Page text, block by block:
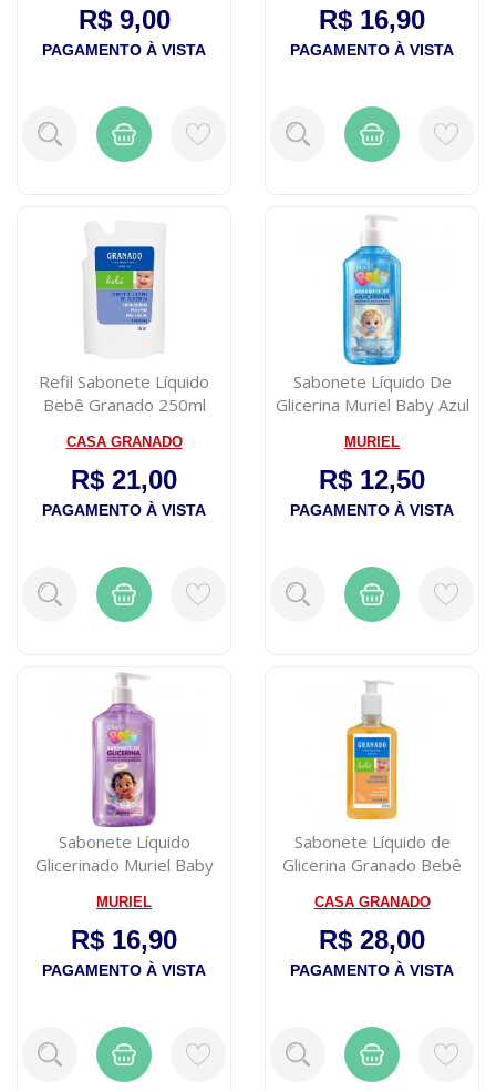
R$ 9,00
PAGAMENTO À VISTA
R$ 16,90
PAGAMENTO À VISTA
Refil Sabonete Líquido
Bebê Granado 250ml
CASA GRANADO
R$ 21,00
PAGAMENTO À VISTA
Sabonete Líquido De
Glicerina Muriel Baby Azul
MURIEL
R$ 12,50
PAGAMENTO À VISTA
Sabonete Líquido
Glicerinado Muriel Baby
MURIEL
R$ 16,90
PAGAMENTO À VISTA
Sabonete Líquido de
Glicerina Granado Bebê
CASA GRANADO
R$ 28,00
PAGAMENTO À VISTA